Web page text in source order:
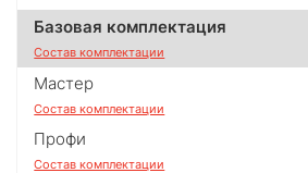
Базовая комплектация
Состав комплектации
Мастер
Состав комплектации
Профи
Состав комплектации